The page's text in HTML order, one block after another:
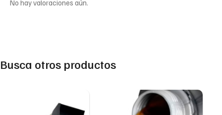
No hay valoraciones aún.
Busca otros productos